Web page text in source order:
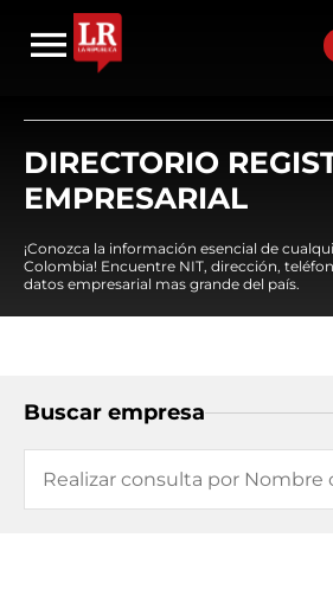
DIRECTORIO
EMPRESARIAL
¡Conozca la información esencial de
Colombia! Encuentre NIT, dirección,
datos empresarial mas grande del país.
Buscar empresa